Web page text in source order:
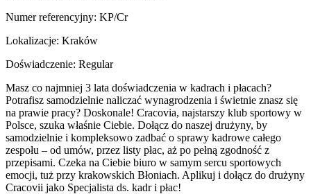
Numer referencyjny: KP/Cr
Lokalizacje: Kraków
Doświadczenie: Regular
Masz co najmniej 3 lata doświadczenia w kadrach i płacach?
Potrafisz samodzielnie naliczać wynagrodzenia i świetnie znasz się
na prawie pracy? Doskonale! Cracovia, najstarszy klub sportowy w
Polsce, szuka właśnie Ciebie. Dołącz do naszej drużyny, by
samodzielnie i kompleksowo zadbać o sprawy kadrowe całego
zespołu – od umów, przez listy płac, aż po pełną zgodność z
przepisami. Czeka na Ciebie biuro w samym sercu sportowych
emocji, tuż przy krakowskich Błoniach. Aplikuj i dołącz do drużyny
Cracovii jako Specjalista ds. kadr i płac!